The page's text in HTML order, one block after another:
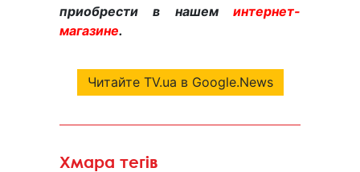
приобрести в нашем интернет-
магазине.
Читайте TV.ua в Google.News
Хмара тегів